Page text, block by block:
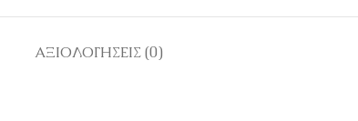
ΑΞΙΟΛΟΓΉΣΕΙΣ (0)